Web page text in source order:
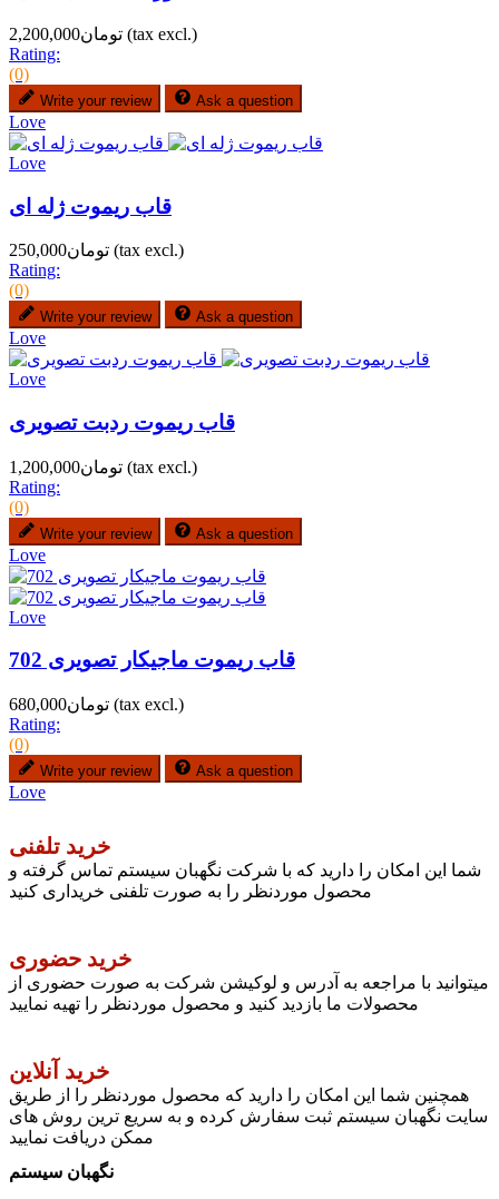
تومان2,200,000 (tax excl.)
Rating:
(0)
Write your review Ask a question
Love
Love
قاب ریموت ژله ای
تومان250,000 (tax excl.)
Rating:
(0)
Write your review Ask a question
Love
Love
قاب ریموت ردبت تصویری
تومان1,200,000 (tax excl.)
Rating:
(0)
Write your review Ask a question
Love
Love
قاب ریموت ماجیکار تصویری 702
تومان680,000 (tax excl.)
Rating:
(0)
Write your review Ask a question
Love
خرید تلفنی
شما این امکان را دارید که با شرکت نگهبان سیستم تماس گرفته و
محصول موردنظر را به صورت تلفنی خریداری کنید
خرید حضوری
میتوانید با مراجعه به آدرس و لوکیشن شرکت به صورت حضوری از
محصولات ما بازدید کنید و محصول موردنظر را تهیه نمایید
خرید آنلاین
همچنین شما این امکان را دارید که محصول موردنظر را از طریق
سایت نگهبان سیستم ثبت سفارش کرده و به سریع ترین روش های
ممکن دریافت نمایید
نگهبان سیستم